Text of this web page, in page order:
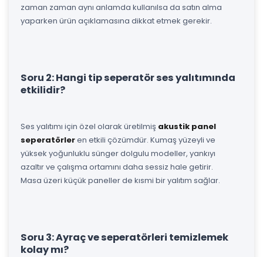
zaman zaman aynı anlamda kullanılsa da satın alma
yaparken ürün açıklamasına dikkat etmek gerekir.
Soru 2: Hangi tip seperatör ses yalıtımında
etkilidir?
Ses yalıtımı için özel olarak üretilmiş akustik panel
seperatörleren etkili çözümdür. Kumaş yüzeyli ve
yüksek yoğunluklu sünger dolgulu modeller, yankıyı
azaltır ve çalışma ortamını daha sessiz hale getirir.
Masa üzeri küçük paneller de kısmi bir yalıtım sağlar.
Soru 3: Ayraç ve seperatörleri temizlemek
kolay mı?